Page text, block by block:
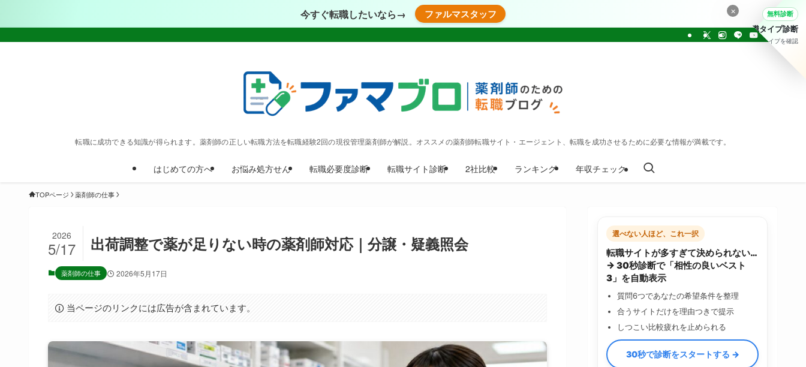
今すぐ転職したいなら→ ファルマスタッフ
転職に成功できる知識が得られます。薬剤師の正しい転職方法を転職経験2回の現役管理薬剤師が解説。オススメの薬剤師転職サイト・エージェント、転職を成功させるために必要な情報が満載です。
はじめての方へ お悩み処方せん 転職必要度診断 転職サイト診断 2社比較 ランキング 年収チェック
TOPページ 薬剤師の仕事
出荷調整で薬が足りない時の薬剤師対応｜分譲・疑義照会
2026
5/17
薬剤師の仕事 2026年5月17日
当ページのリンクには広告が含まれています。
選べない人ほど、これ一択
転職サイトが多すぎて決められない…
→ 30秒診断で「相性の良いベスト
3」を自動表示
質問6つであなたの希望条件を整理
合うサイトだけを理由つきで提示
しつこい比較疲れを止められる
30秒で診断をスタートする →
× 無料診断
転職タイプ診断
30問でタイプを確認